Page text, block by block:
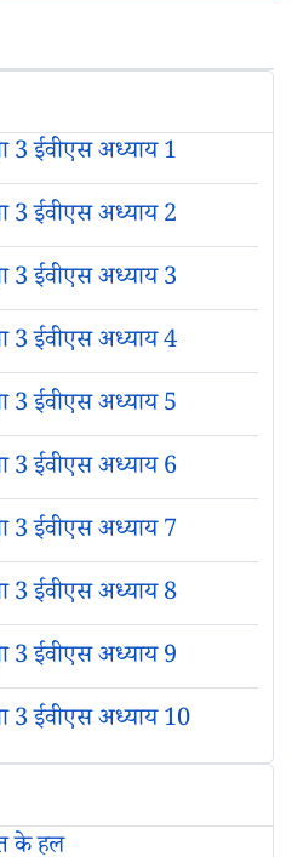
3 ईवीएस अध्याय 1
3 ईवीएस अध्याय 2
3 ईवीएस अध्याय 3
3 ईवीएस अध्याय 4
3 ईवीएस अध्याय 5
3 ईवीएस अध्याय 6
3 ईवीएस अध्याय 7
3 ईवीएस अध्याय 8
3 ईवीएस अध्याय 9
3 ईवीएस अध्याय 10
के हल